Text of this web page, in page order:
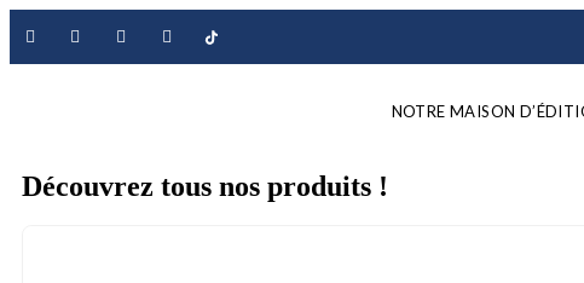
NOTRE MAISON
Découvrez tous nos produits !